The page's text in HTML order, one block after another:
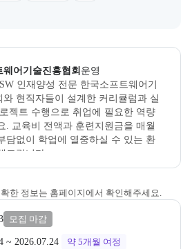
운영하거나 주관하는 회사의 정보를 카드
흥협회은(는) 본 부트캠프의
웨어기술진흥협회 운영
인재양성 전문 한국소프트웨어기
와 현직자들이 설계한 커리큘럼과 실
젝트 수행으로 취업에 필요한 역량
. 교육비 전액과 훈련지원금을 매월
담없이 학업에 열중하실 수 있는 환
드립니다.
한 정보는 홈페이지에서 확인해주세요.
에 따른 안내를 제공한다.
모집 마감
~ 2026.07.24 약 5개월 여정